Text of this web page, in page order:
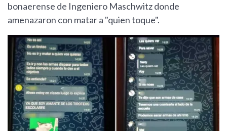
bonaerense de Ingeniero Maschwitz donde
amenazaron con matar a "quien toque".